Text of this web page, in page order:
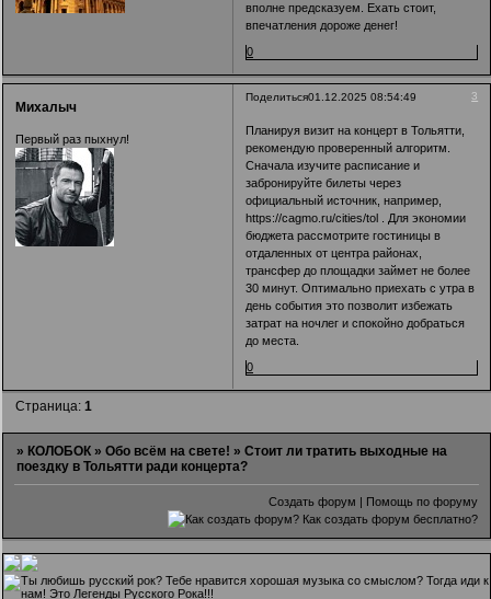
вполне предсказуем. Ехать стоит,
впечатления дороже денег!
0
Поделиться 3
01.12.2025 08:54:49
Михалыч
Первый раз пыхнул!
Планируя визит на концерт в Тольятти,
рекомендую проверенный алгоритм.
Сначала изучите расписание и
забронируйте билеты через
официальный источник, например,
https://cagmo.ru/cities/tol . Для экономии
бюджета рассмотрите гостиницы в
отдаленных от центра районах,
трансфер до площадки займет не более
30 минут. Оптимально приехать с утра в
день события это позволит избежать
затрат на ночлег и спокойно добраться
до места.
0
Страница:1
» КОЛОБОК »Обо всём на свете! »Стоит ли тратить выходные на
поездку в Тольятти ради концерта?
Создать форум | Помощь по форуму